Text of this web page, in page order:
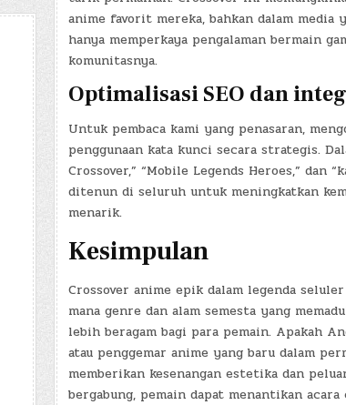
anime favorit mereka, bahkan dalam
hanya memperkaya pengalaman bermain
komunitasnya.
Optimalisasi SEO dan
Untuk pembaca kami yang penasaran,
penggunaan kata kunci secara strategis.
Crossover,” “Mobile Legends Heroes,”
ditenun di seluruh untuk meningkatkan
menarik.
Kesimpulan
Crossover anime epik dalam legenda
mana genre dan alam semesta yang
lebih beragam bagi para pemain. Apakah
atau penggemar anime yang baru dalam
memberikan kesenangan estetika dan
bergabung, pemain dapat menantikan